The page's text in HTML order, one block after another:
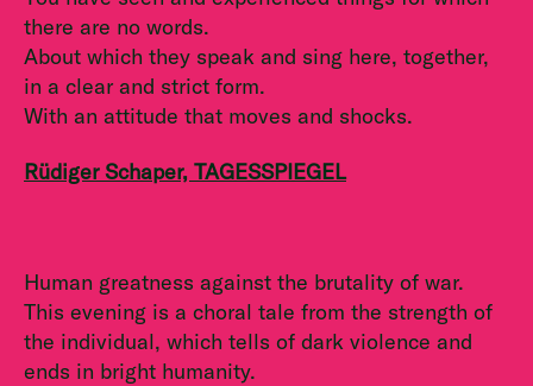
there are no words.
About which they speak and sing here, together,
in a clear and strict form.
With an attitude that moves and shocks.
Rüdiger Schaper, TAGESSPIEGEL
Human greatness against the brutality of war.
This evening is a choral tale from the strength of
the individual, which tells of dark violence and
ends in bright humanity.